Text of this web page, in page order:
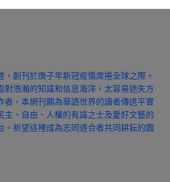
，創刊於庚子年新冠疫情席捲全球之際。
對浩瀚的知識和信息海洋，太容易迷失方
者，本網刊願為華語世界的讀者傳送平實
主、自由、人權的有識之士及愛好文藝的
。祈望這裡成為志同道合者共同耕耘的園